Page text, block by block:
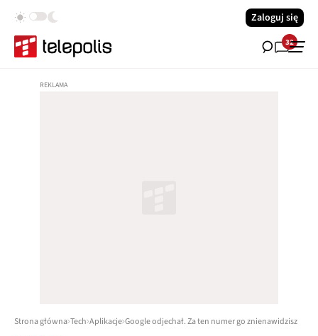
Zaloguj się
32
Strona główna Tech Aplikacje Google odjechał. Za ten numer go znienawidzisz